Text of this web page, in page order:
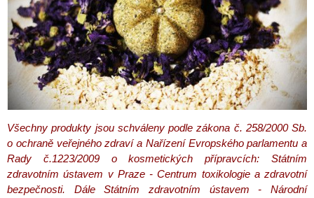
Všechny produkty jsou schváleny podle zákona č. 258/2000 Sb.
o ochraně veřejného zdraví a Nařízení Evropského parlamentu a
Rady č.1223/2009 o kosmetických přípravcích: Státním
zdravotním ústavem v Praze - Centrum toxikologie a zdravotní
bezpečnosti. Dále Státním zdravotním ústavem - Národní